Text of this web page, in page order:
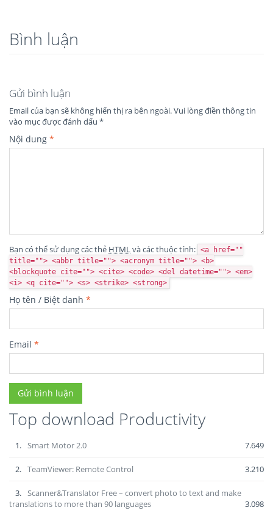
Bình luận
Gửi bình luận
Email của bạn sẽ không hiển thị ra bên ngoài.Vui lòng điền thông tin
vào mục được đánh dấu *
Nội dung *
Bạn có thể sử dụng các thẻ HTMLvà các thuộc tính: <a href=""
title=""> <abbr title=""> <acronym title=""> <b>
<blockquote cite=""> <cite> <code> <del datetime=""> <em>
<i> <q cite=""> <s> <strike> <strong>
Họ tên / Biệt danh *
Email *
Top download Productivity
1. Smart Motor 2.0 7.649
2. TeamViewer: Remote Control 3.210
3. Scanner&Translator Free – convert photo to text and make
translations to more than 90 languages
3.098